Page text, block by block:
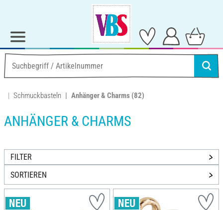
Schmuckbasteln Anhänger & Charms (82)
ANHÄNGER & CHARMS
FILTER
SORTIEREN